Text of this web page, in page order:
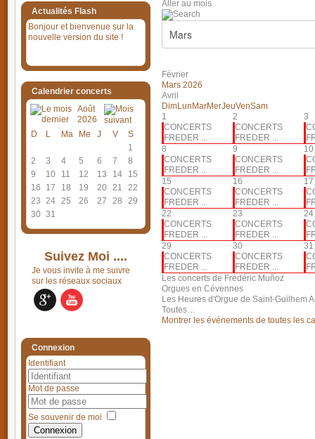
Actualités Flash
Bonjour et bienvenue sur la
nouvelle version du site !
Calendrier concerts
Août
2026
D
L Ma Me J V
S
1
2
3 4 5 6 7
8
9
10 11 12 13 14
15
16
17 18 19 20 21
22
23 24 25 26 27 28
29
30 31
Suivez Moi ....
Je vous invite à me suivre
sur les réseaux sociaux
Connexion
Identifiant
Mot de passe
Se souvenir de moi
Connexion
Aller au mois
Février
Mars 2026
Avril
DimLun MarMerJeuVenSam
1
CONCERTS
FREDER ...
2
CONCERTS
FREDER ...
3
8
CONCERTS
FREDER ...
9
CONCERTS
FREDER ...
10
15
CONCERTS
FREDER ...
16
CONCERTS
FREDER ...
17
22
CONCERTS
FREDER ...
23
CONCERTS
FREDER ...
24
29
CONCERTS
FREDER ...
30
CONCERTS
FREDER ...
31
Les concerts de Frédéric Muñoz
Orgues en Cévennes
Les Heures d'Orgue de Saint-Guilhem
Toutes…
Montrer les événements de toutes les